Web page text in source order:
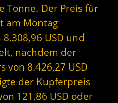
Tonne. Der Preis für
am Montag
USD und
nachdem der
von 8.426,27 USD
der Kupferpreis
121,86 USD oder